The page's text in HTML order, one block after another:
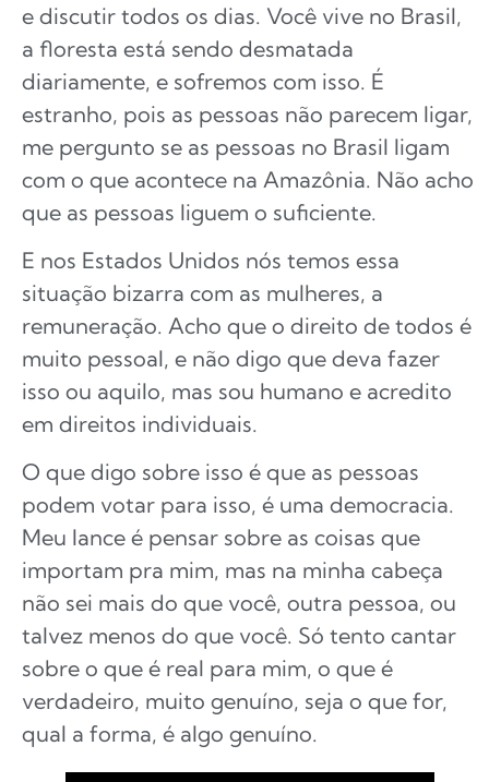
e discutir todos os dias. Você vive no Brasil,
a floresta está sendo desmatada
diariamente, e sofremos com isso. É
estranho, pois as pessoas não parecem ligar,
me pergunto se as pessoas no Brasil ligam
com o que acontece na Amazônia. Não acho
que as pessoas liguem o suficiente.
E nos Estados Unidos nós temos essa
situação bizarra com as mulheres, a
remuneração. Acho que o direito de todos é
muito pessoal, e não digo que deva fazer
isso ou aquilo, mas sou humano e acredito
em direitos individuais.
O que digo sobre isso é que as pessoas
podem votar para isso, é uma democracia.
Meu lance é pensar sobre as coisas que
importam pra mim, mas na minha cabeça
não sei mais do que você, outra pessoa, ou
talvez menos do que você. Só tento cantar
sobre o que é real para mim, o que é
verdadeiro, muito genuíno, seja o que for,
qual a forma, é algo genuíno.